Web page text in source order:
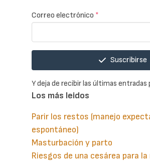
Correo electrónico *
Suscribirse
Y deja de recibir las últimas entradas
Los más leidos
Parir los restos (manejo
espontáneo)
Masturbación y parto
Riesgos de una cesárea para la